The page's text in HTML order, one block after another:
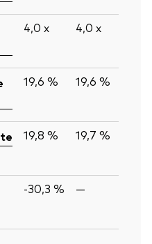
4,0 x 4,0 x
19,6 % 19,6 %
19,8 % 19,7 %
-30,3 % —